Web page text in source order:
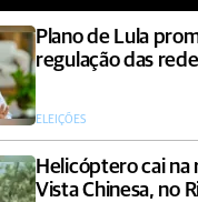
Plano de Lula
regulação das
ELEIÇÕES
Helicóptero cai na
Vista Chinesa, no